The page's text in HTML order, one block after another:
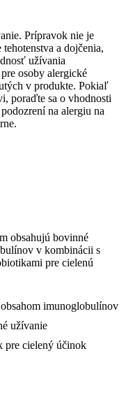
Prípravok nie je
a dojčenia,
užívania
osoby alergické
v produkte. Pokiaľ
poraďte sa o vhodnosti
na alergiu na
obsahujú bovinné
v kombinácii s
pre cielenú
imunoglobulínov
užívanie
pre cielený účinok